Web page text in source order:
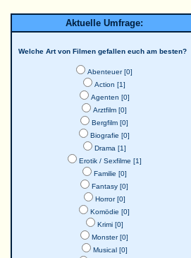
Aktuelle Umfrage:
Welche Art von Filmen gefallen euch am besten?
Abenteuer [0]
Action [1]
Agenten [0]
Arztfilm [0]
Bergfilm [0]
Biografie [0]
Drama [1]
Erotik / Sexfilme [1]
Familie [0]
Fantasy [0]
Horror [0]
Komödie [0]
Krimi [0]
Monster [0]
Musical [0]